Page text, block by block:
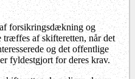
forsikringsdækning og
af skifteretten, når det
og det offentlige
fyldestgjort for deres krav.